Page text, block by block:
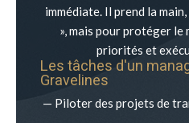
immédiate. Il prend la
», mais pour protéger
priorités et
Les tâches d'un
Gravelines
— Piloter des projets de